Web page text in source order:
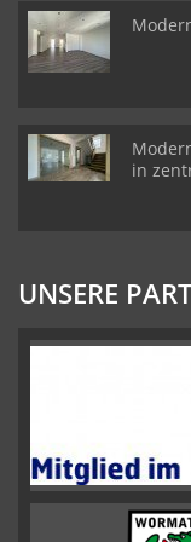
in
UNSERE